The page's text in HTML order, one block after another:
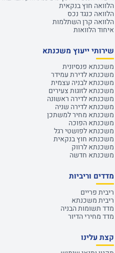
הלוואה חוץ בנקאית
הלוואה כנגד נכס
הלוואה קרן השתלמות
איחוד הלוואות
שירותי ייעוץ משכנתא
משכנתא פנסיונית
משכנתא לדירת עמידר
משכנתא לבניה עצמית
משכנתא לזוגות צעירים
משכנתא לדירה ראשונה
משכנתא לדירה שניה
משכנתא מחיר למשתכן
משכנתא הפוכה
משכנתא לפושטי רגל
משכנתא חוץ בנקאית
משכנתא לרווק
משכנתא חדשה
מדדים וריביות
ריבית פריים
ריבית משכנתא
מדד תשומות הבניה
מדד מחירי הדיור
קצת עלינו